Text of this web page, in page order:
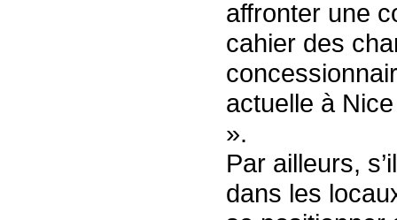
affronter une
cahier des
actuelle à
».
Par ailleurs,
dans les